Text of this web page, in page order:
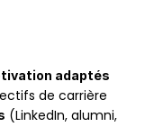
adaptés
de carrière
(LinkedIn, alumni,